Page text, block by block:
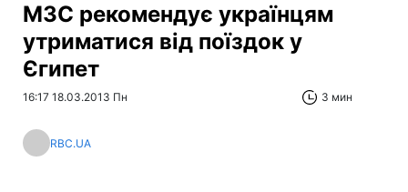
МЗС рекомендує українцям
утриматися від поїздок у
Єгипет
16:17 18.03.2013 Пн 3 мин
RBC.UA